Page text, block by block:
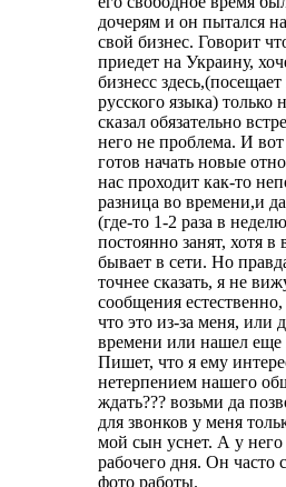
дочерям и он пытался
свой бизнес. Говорит
приедет на Украину,
бизнесс
русского языка) только
сказал обязательно
него не проблема. И
готов начать новые
нас проходит как-то
разница во времени,и
(где-то 1-2 раза в
постоянно занят, хотя в
бывает в сети. Но
точнее сказать, я не
сообщения
что это из-за меня, или
времени или нашел еще
Пишет, что я ему
нетерпением нашего
ждать??? возьми да
для звонков у меня
мой сын уснет. А у него
рабочего дня. Он часто
фото работы.